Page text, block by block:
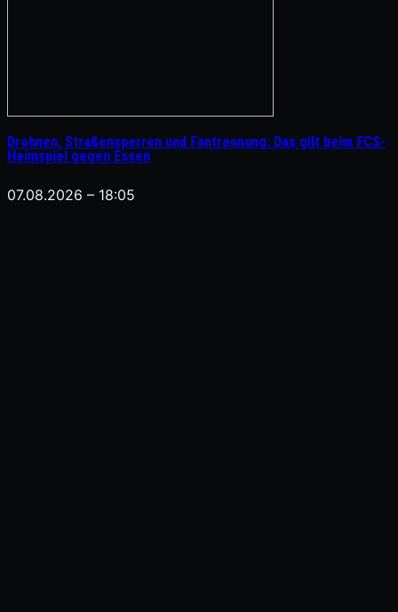
Drohnen, Straßensperren und Fantrennung: Das gilt beim FCS-
Heimspiel gegen Essen
07.08.2026 – 18:05